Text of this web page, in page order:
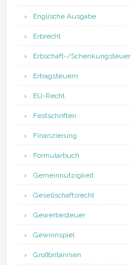
Englische Ausgabe
Erbrecht
Erbschaft-/Schenkungsteuer
Ertragsteuern
EU-Recht
Festschriften
Finanzierung
Formularbuch
Gemeinnützigkeit
Gesellschaftsrecht
Gewerbesteuer
Gewinnspiel
Großbritannien